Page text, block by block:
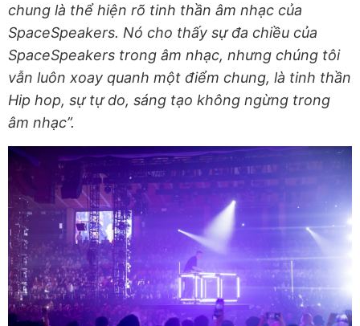
chung là thể hiện rõ tinh thần âm nhạc của
SpaceSpeakers. Nó cho thấy sự đa chiều của
SpaceSpeakers trong âm nhạc, nhưng chúng tôi
vẫn luôn xoay quanh một điểm chung, là tinh thần
Hip hop, sự tự do, sáng tạo không ngừng trong
âm nhạc”.